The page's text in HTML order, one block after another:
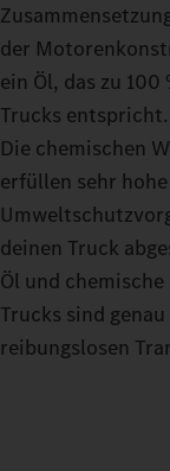
der
ein Öl, das zu
Trucks entspricht.
Die chemischen
erfüllen sehr
deinen Truck
Öl und
Trucks sind
reibungslosen